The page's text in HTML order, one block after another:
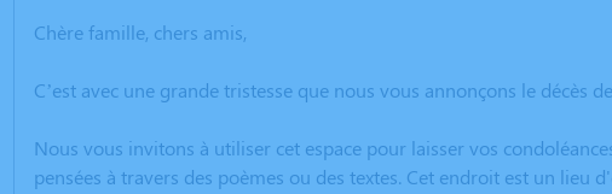
Chère famille, chers amis,
C’est avec une grande tristesse que nous vous annonçons le décès
Nous vous invitons à utiliser cet espace pour laisser vos
pensées à travers des poèmes ou des textes. Cet endroit est un lieu